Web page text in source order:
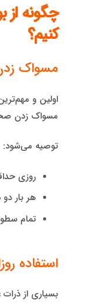
چگونه
کنیم؟
مسواک
اولین و
مسواک زدن
توصیه می‌شود:
روزی
هر بار
تمام
استفاده
بسیاری از